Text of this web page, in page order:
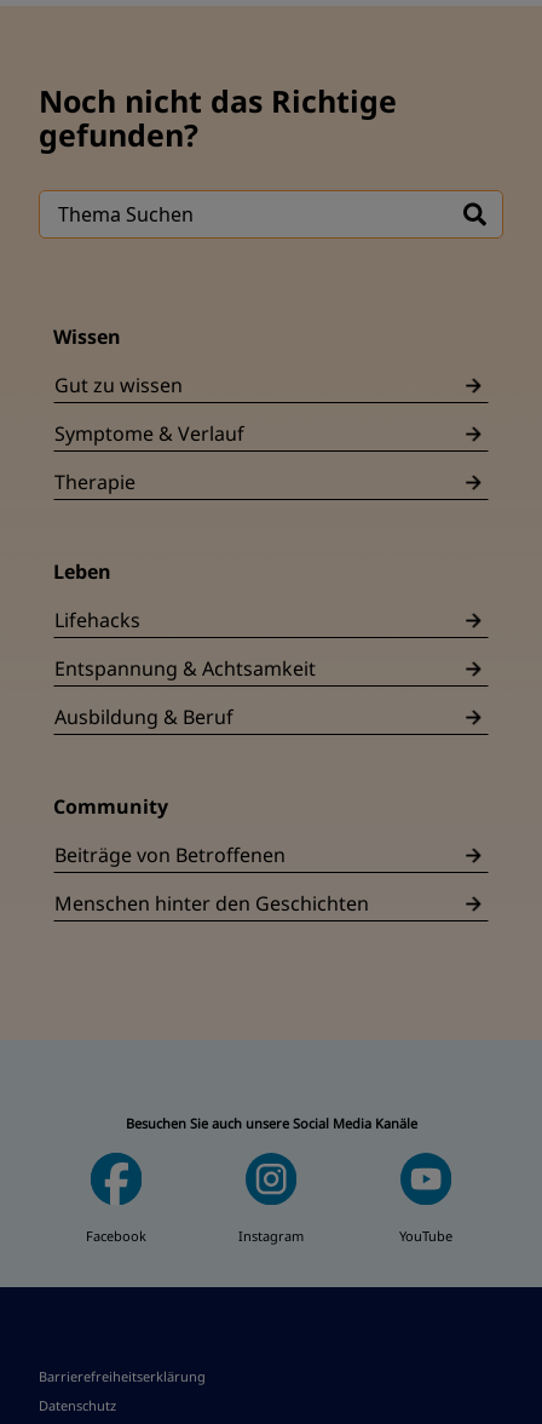
Noch nicht das Richtige
gefunden?
Wissen
Gut zu wissen
Symptome & Verlauf
Therapie
Leben
Lifehacks
Entspannung & Achtsamkeit
Ausbildung & Beruf
Community
Beiträge von Betroffenen
Menschen hinter den Geschichten
Besuchen Sie auch unsere Social Media Kanäle
Facebook Instagram YouTube
Barrierefreiheitserklärung
Datenschutz